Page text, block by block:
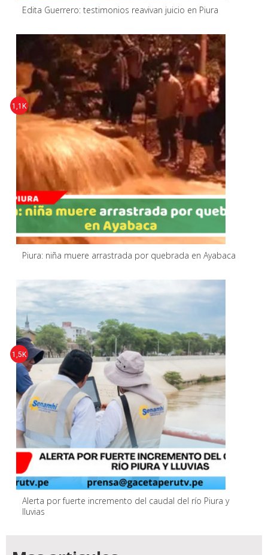
Edita Guerrero: testimonios reavivan juicio en Piura
Piura: niña muere arrastrada por quebrada en Ayabaca
1,1K
Alerta por fuerte incremento del caudal del río Piura y
lluvias
1,5K